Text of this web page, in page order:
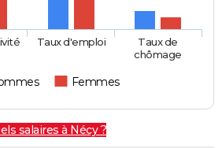
Femmes
Taux d'emploi
Taux de
chômage
salaires à Nécy ?